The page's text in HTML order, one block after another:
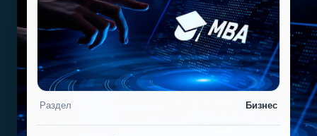
Раздел Бизнес